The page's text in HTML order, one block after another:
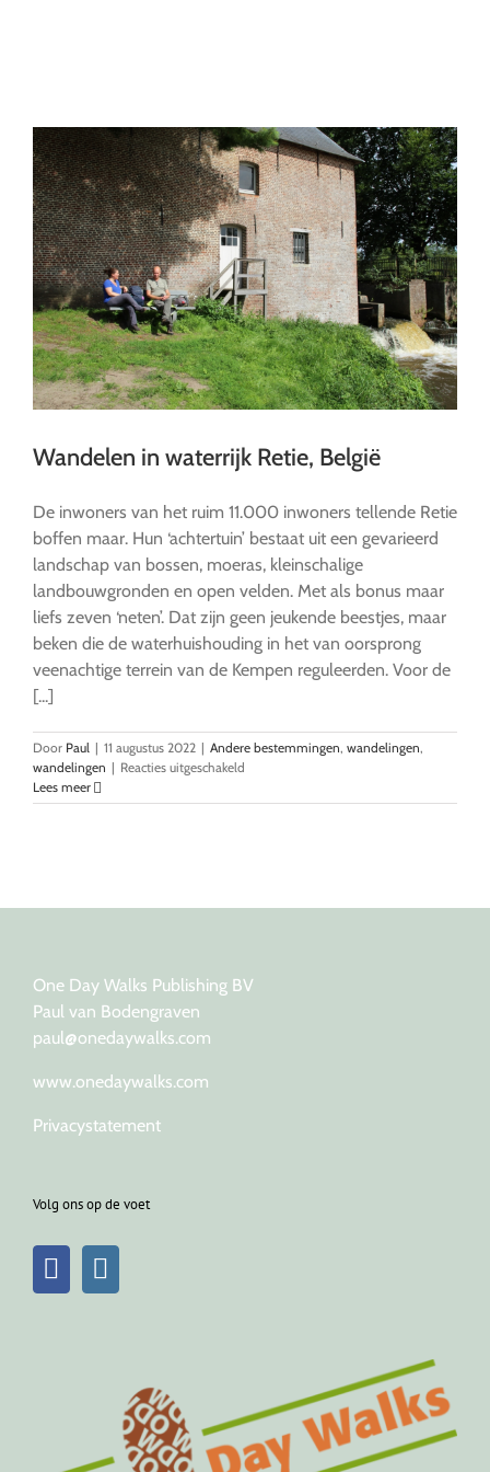
Wandelen in waterrijk Retie, België
De inwoners van het ruim 11.000 inwoners tellende Retie
boffen maar. Hun ‘achtertuin’ bestaat uit een gevarieerd
landschap van bossen, moeras, kleinschalige
landbouwgronden en open velden. Met als bonus maar
liefs zeven ‘neten’. Dat zijn geen jeukende beestjes, maar
beken die de waterhuishouding in het van oorsprong
veenachtige terrein van de Kempen reguleerden. Voor de
[...]
Door Paul | 11 augustus 2022 | Andere bestemmingen, wandelingen,
wandelingen | Reacties uitgeschakeld
in
Lees meer
One Day Walks Publishing BV
Paul van Bodengraven
paul@onedaywalks.com
www.onedaywalks.com
Privacystatement
Volg ons op de voet